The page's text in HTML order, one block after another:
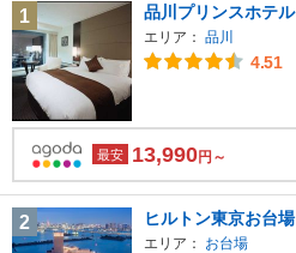
1
品川プリンスホテル
エリア： 品川
4.51
最安 13,990円～
2 ヒルトン東京お台場
エリア： お台場